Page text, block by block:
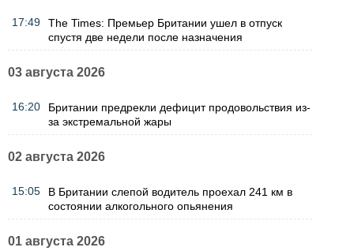
17:49
The Times: Премьер Британии ушел в отпуск
спустя две недели после назначения
03 августа 2026
16:20
Британии предрекли дефицит продовольствия из-
за экстремальной жары
02 августа 2026
15:05
В Британии слепой водитель проехал 241 км в
состоянии алкогольного опьянения
01 августа 2026